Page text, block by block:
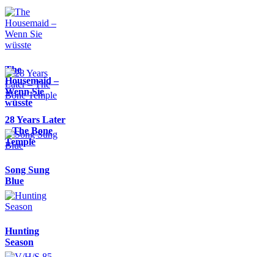
The
Housemaid –
Wenn Sie
wüsste
28 Years Later
– The Bone
Temple
Song Sung
Blue
Hunting
Season